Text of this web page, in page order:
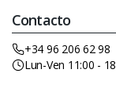
Contacto
+34 96 206 62 98
Lun-Ven 11:00 -